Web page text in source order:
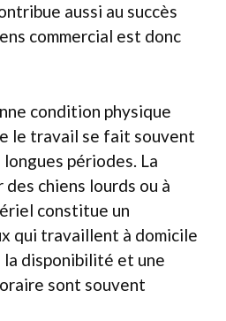
aussi au succès
commercial est donc
condition physique
le travail se fait souvent
périodes. La
chiens lourds ou à
constitue un
qui travaillent à domicile
la disponibilité et une
sont souvent